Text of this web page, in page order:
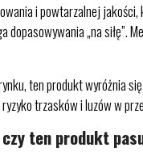
i powtarzalnej
„na siłę”.
ten produkt wyróżnia
trzasków i luzów w
ten produkt